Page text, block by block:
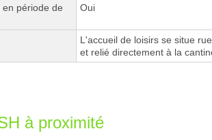
en période de
Oui
L'accueil de loisirs se situe
et relié directement à la
à proximité